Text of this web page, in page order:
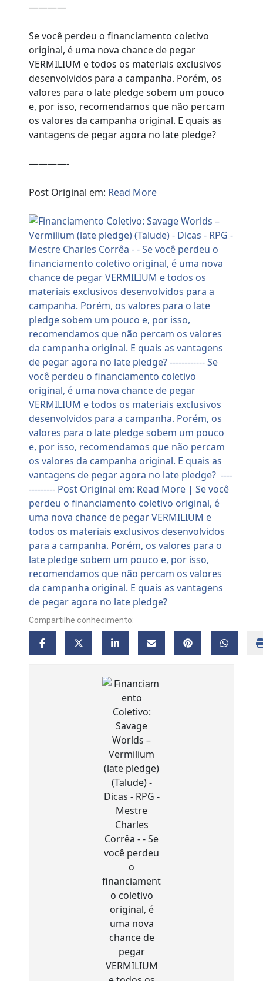
————
Se você perdeu o financiamento coletivo
original, é uma nova chance de pegar
VERMILIUM e todos os materiais exclusivos
desenvolvidos para a campanha. Porém, os
valores para o late pledge sobem um pouco
e, por isso, recomendamos que não percam
os valores da campanha original. E quais as
vantagens de pegar agora no late pledge?
————-
Post Original em: Read More
Compartilhe conhecimento: